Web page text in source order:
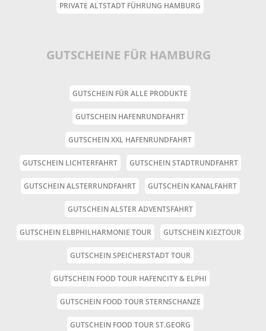
PRIVATE ALTSTADT FÜHRUNG HAMBURG
GUTSCHEINE FÜR HAMBURG
GUTSCHEIN FÜR ALLE PRODUKTE
GUTSCHEIN HAFENRUNDFAHRT
GUTSCHEIN XXL HAFENRUNDFAHRT
GUTSCHEIN LICHTERFAHRT GUTSCHEIN STADTRUNDFAHRT
GUTSCHEIN ALSTERRUNDFAHRT GUTSCHEIN KANALFAHRT
GUTSCHEIN ALSTER ADVENTSFAHRT
GUTSCHEIN ELBPHILHARMONIE TOUR GUTSCHEIN KIEZTOUR
GUTSCHEIN SPEICHERSTADT TOUR
GUTSCHEIN FOOD TOUR HAFENCITY & ELPHI
GUTSCHEIN FOOD TOUR STERNSCHANZE
GUTSCHEIN FOOD TOUR ST.GEORG